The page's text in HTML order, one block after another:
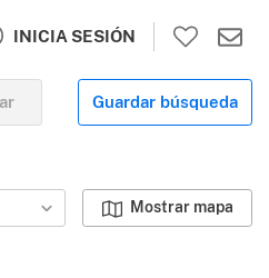
INICIA SESIÓN
Guardar búsqueda
Mostrar mapa